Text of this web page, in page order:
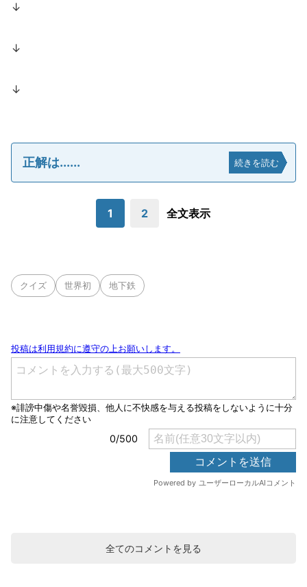
↓
↓
↓
正解は...... 続きを読む
1 2 全文表示
クイズ 世界初 地下鉄
全てのコメントを見る